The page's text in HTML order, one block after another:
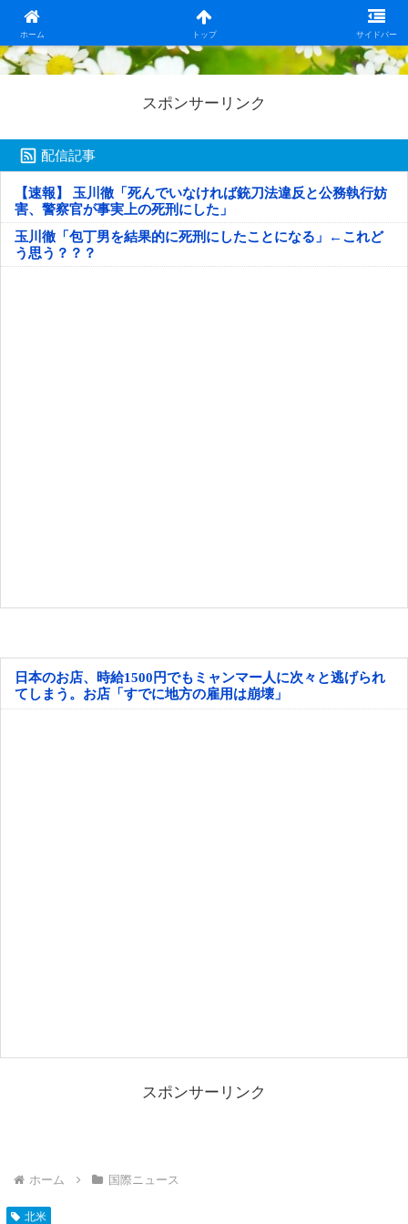
ホーム トップ サイドバー
日本第一！ニュース録
スポンサーリンク
配信記事
【速報】 玉川徹「死んでいなければ銃刀法違反と公務執行妨
害、警察官が事実上の死刑にした」
玉川徹「包丁男を結果的に死刑にしたことになる」←これど
う思う？？？
日本のお店、時給1500円でもミャンマー人に次々と逃げられ
てしまう。お店「すでに地方の雇用は崩壊」
スポンサーリンク
ホーム 国際ニュース
北米